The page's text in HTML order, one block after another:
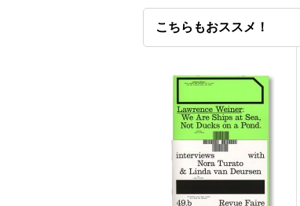
こちらもおススメ！